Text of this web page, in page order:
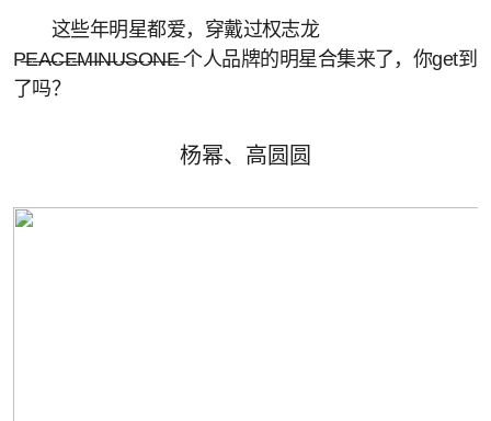
这些年明星都爱，穿戴过权志龙
P̶E̶A̶C̶E̶M̶I̶N̶U̶S̶O̶N̶E̶ 个人品牌的明星合集来了，你get到
了吗？
杨幂、高圆圆